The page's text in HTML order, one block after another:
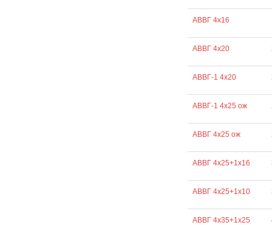
АВВГ 4х16
АВВГ 4х20
АВВГ-1 4х20
АВВГ-1 4х25 ож
АВВГ 4х25 ож
АВВГ 4х25+1х16
АВВГ 4х25+1х10
АВВГ 4х35+1х25